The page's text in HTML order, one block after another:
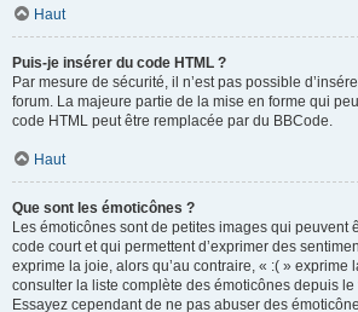
Haut
Puis-je insérer du code HTML ?
Par mesure de sécurité, il n’est pas possible
forum. La majeure partie de la mise en forme qui
code HTML peut être remplacée par du BBCode.
Haut
Que sont les émoticônes ?
Les émoticônes sont de petites images qui peuvent
code court et qui permettent d’exprimer des
exprime la joie, alors qu’au contraire, « :( » exprime
consulter la liste complète des émoticônes depuis
Essayez cependant de ne pas abuser des